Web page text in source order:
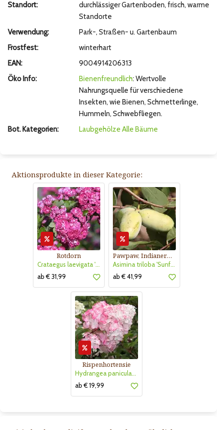
Standort:
durchlässiger Gartenboden, frisch, warme
Standorte
Verwendung:
Park-, Straßen- u. Gartenbaum
Frostfest:
winterhart
EAN:
9004914206313
Öko Info:
Bienenfreundlich: Wertvolle
Nahrungsquelle für verschiedene
Insekten, wie Bienen, Schmetterlinge,
Hummeln, Schwebfliegen.
Bot. Kategorien:
Laubgehölze Alle Bäume
Aktionsprodukte in dieser Kategorie:
Rotdorn
Crataegus laevigata 'Pauls Scarlet'
ab € 31,99
Pawpaw, Indianerbanane
Asimina triloba 'Sunflower'
ab € 41,99
Rispenhortensie
Hydrangea paniculata 'Vanille Fraise'
ab € 19,99